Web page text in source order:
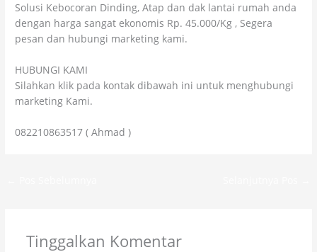
Solusi Kebocoran Dinding, Atap dan dak lantai rumah anda
dengan harga sangat ekonomis Rp. 45.000/Kg , Segera
pesan dan hubungi marketing kami.
HUBUNGI KAMI
Silahkan klik pada kontak dibawah ini untuk menghubungi
marketing Kami.
082210863517 ( Ahmad )
Tinggalkan Komentar